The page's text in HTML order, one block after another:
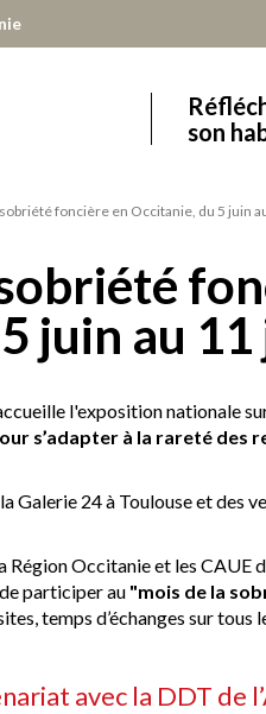
Main
son
foncière en Occitanie, du 5 juin
juin au
l'exposition nationale
s’adapter à la rareté des
Galerie 24 à Toulouse et des
Occitanie et les CAUE
participer au "mois de la
temps d’échanges sur tous
avec la DDT de